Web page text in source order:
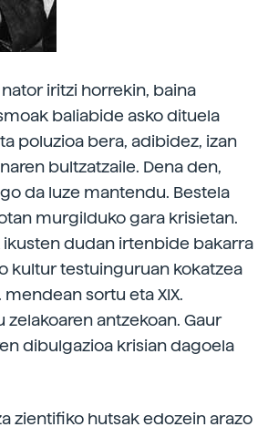
nator iritzi horrekin, baina
baliabide asko dituela
poluzioa bera, adibidez, izan
bultzatzaile. Dena den,
da luze mantendu. Bestela
murgilduko gara krisietan.
ikusten dudan irtenbide bakarra
kultur testuinguruan kokatzea
mendean sortu eta XIX.
antzekoan. Gaur
dibulgazioa krisian dagoela
zientifiko hutsak edozein arazo